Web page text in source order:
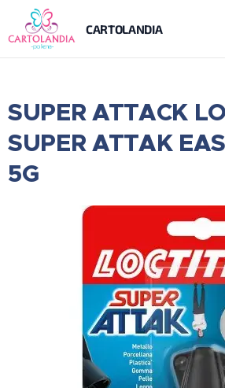
CARTOLANDIA
SUPER ATTACK
SUPER ATTAK
5G